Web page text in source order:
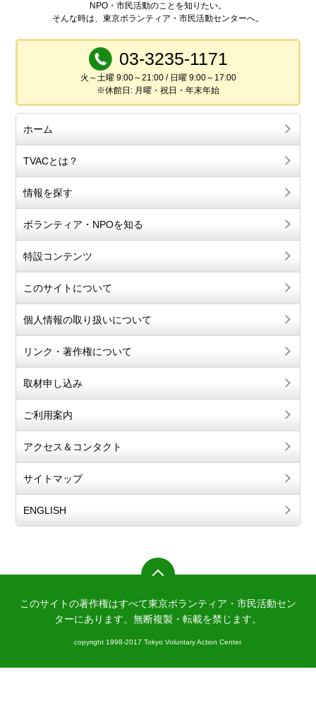
NPO・市民活動のことを知りたい。
そんな時は、東京ボランティア・市民活動センターへ。
03-3235-1171
火～土曜 9:00～21:00 / 日曜 9:00～17:00
※休館日: 月曜・祝日・年末年始
ホーム
TVACとは？
情報を探す
ボランティア・NPOを知る
特設コンテンツ
このサイトについて
個人情報の取り扱いについて
リンク・著作権について
取材申し込み
ご利用案内
アクセス＆コンタクト
サイトマップ
ENGLISH
このサイトの著作権はすべて東京ボランティア・市民活動セン
ターにあります。 無断複製・転載を禁じます。
copyright 1998-2017 Tokyo Voluntary Action Center.